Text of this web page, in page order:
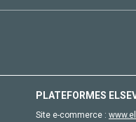
PLATEFORMES
Site e-commerce :